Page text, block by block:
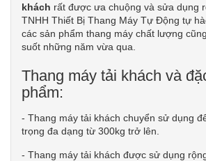
khách rất được ưa chuộng và sửa dụng
TNHH Thiết Bị Thang Máy Tự Động tự
các sản phẩm thang máy chất lượng
suốt những năm vừa qua.
Thang máy tải khách và
phẩm:
- Thang máy tải khách chuyển sử dụng
trọng đa dạng từ 300kg trở lên.
- Thang máy tải khách được sử dụng